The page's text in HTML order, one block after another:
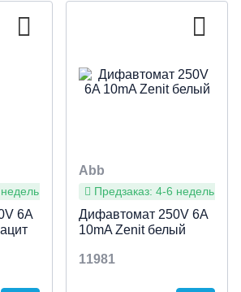
6A
Abb
Предзаказ: 4-6 недель
Дифавтомат 250V 6A
10mA Zenit белый
11981